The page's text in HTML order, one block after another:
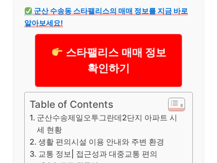
군산 수송동 스타팰리스의 매매 정보를 지금 바로
알아보세요!
스타팰리스 매매 정보
확인하기
Table of Contents
군산수송제일오투그란데2단지 아파트 시
세 현황
생활 편의시설 이용 안내와 주변 환경
교통 정보| 접근성과 대중교통 편의